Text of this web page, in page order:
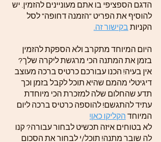
הדגם הספציפי בו אתם מעוניינים להזמין. יש
להוסיף את הפריט "הזמנה דחופה" לסל
הקניות בקישור זה.
היום המיוחד מתקרב ולא הספקת להזמין
בזמן את המתנה הכי מרגשת ליקרה שלך?
אין בעיה! הכנו עבורכם כרטיס ברכה מעוצב
דיגיטלי מהמם שהיא תוכל לקבל בזמן וכך
תדע שהחלום שלה למזכרת הכי מיוחדת
עתיד להתגשם! להוספה כרטיס ברכה ליום
המיוחד הקליקו כאן!
לא בטוחים איזה תכשיט לבחור עבורה? קנו
לה שובר מתנה! תוכל/י לבחור את הסכום